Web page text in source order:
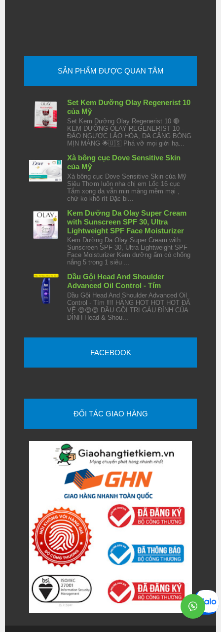
SẢN PHẨM ĐƯỢC QUAN TÂM
Set Kem Dưỡng Olay Regenerist 10
của Mỹ
Set Kem Dưỡng Olay Regenerist 10 🔴
KEM DƯỠNG OLAY REGENERIST 10 -
ĐẢO NGƯỢC LÃO HÓA, DA CĂNG BÓNG
MỊN MÀNG 🌟🇺🇸 Phá vỡ mọi giới hạ...
Xà bông cục Dove Sensitive Skin
của Mỹ
Xà bông cục Dove Sensitive Skin của Mỹ
Siêu Thơm luôn nha chị em Lốc 16 cục
Tắm xong da vẫn mịn màng mềm mại ,
chứ ko khô rít Đặc bi...
Kem Dưỡng Da Olay Super Cream
with Sunscreen SPF 30, Ultra
Lightweight SPF Face Moisturizer
Kem Dưỡng Da Olay Super Cream with
Sunscreen SPF 30, Ultra Lightweight SPF
Face Moisturizer Kem dưỡng ẩm có chống
nắng 5 trong 1 siêu ...
Dầu Gội Head And Shoulder
Advanced Oil Control - Tím
Dầu Gội Head And Shoulder Advanced Oil
Control - Tím ‼️‼️ HÀNG HOT HOT HOT ĐÃ
VỀ 😍😍😍 DẦU GỘI TRỊ GÀU ĐỈNH CỦA
ĐỈNH Head & Shou...
FACEBOOK
ĐỐI TÁC GIAO HÀNG